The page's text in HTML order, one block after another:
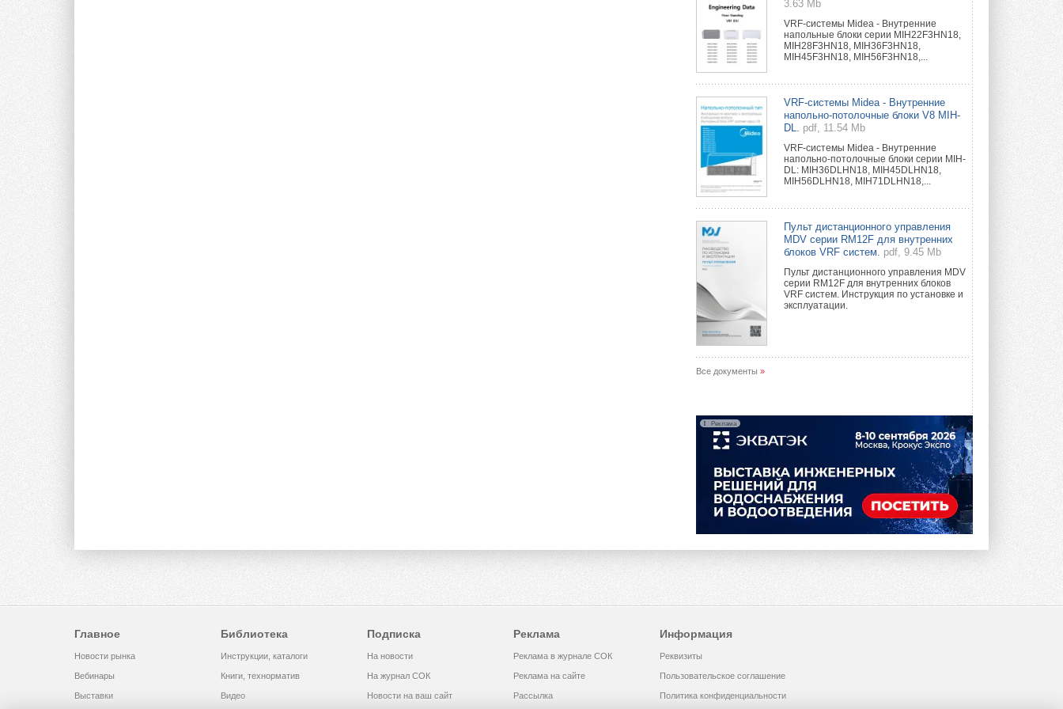
3.63 Mb
VRF-системы Midea - Внутренние
напольные блоки серии MIH22F3HN18,
MIH28F3HN18, MIH36F3HN18,
MIH45F3HN18, MIH56F3HN18,...
VRF-системы Midea - Внутренние
напольно-потолочные блоки V8 MIH-
DL.
pdf, 11.54 Mb
VRF-системы Midea - Внутренние
напольно-потолочные блоки серии MIH-
DL: MIH36DLHN18, MIH45DLHN18,
MIH56DLHN18, MIH71DLHN18,...
Пульт дистанционного управления
MDV серии RM12F для внутренних
блоков VRF систем.
pdf, 9.45 Mb
Пульт дистанционного управления MDV
серии RM12F для внутренних блоков
VRF систем. Инструкция по установке и
эксплуатации.
Все документы »
Реклама
Главное
Новости рынка
Вебинары
Выставки
Библиотека
Инструкции, каталоги
Книги, технорматив
Видео
Подписка
На новости
На журнал СОК
Новости на ваш сайт
Реклама
Реклама в журнале СОК
Реклама на сайте
Рассылка
Информация
Реквизиты
Пользовательское соглашение
Политика конфиденциальности